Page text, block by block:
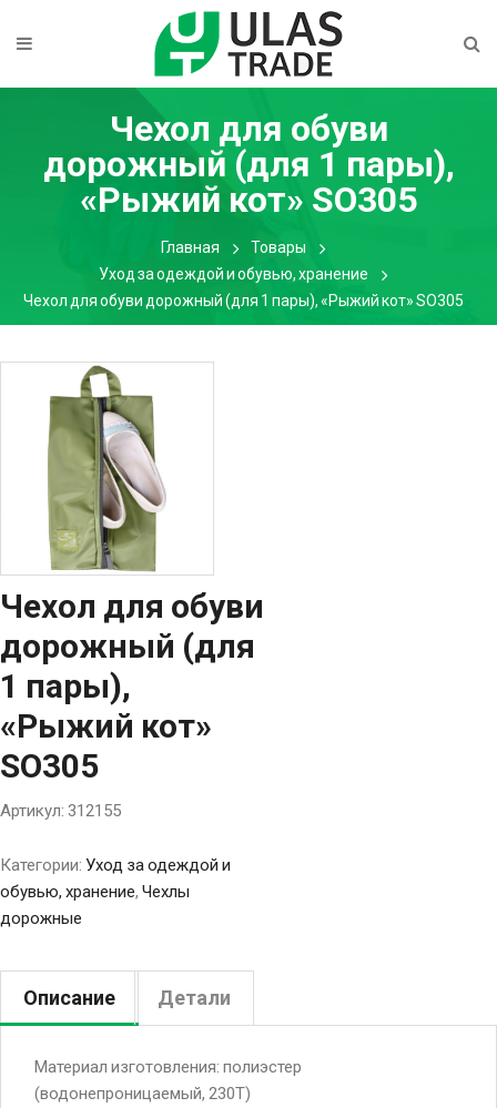
Чехол для обуви
дорожный (для 1 пары),
«Рыжий кот» SO305
Главная
Товары
Уход за одеждой и обувью, хранение
Чехол для обуви дорожный (для 1 пары), «Рыжий кот» SO305
Чехол для обуви
дорожный (для
1 пары),
«Рыжий кот»
SO305
Артикул: 312155
Категории: Уход за одеждой и
обувью, хранение, Чехлы
дорожные
Описание Детали
Материал изготовления: полиэстер
(водонепроницаемый, 230T)